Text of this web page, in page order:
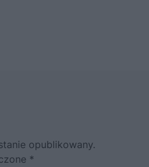
opublikowany.
*